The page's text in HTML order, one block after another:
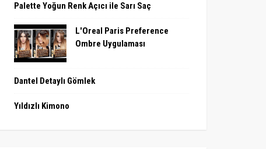
Palette Yoğun Renk Açıcı ile Sarı Saç
L'Oreal Paris Preference
Ombre Uygulaması
Dantel Detaylı Gömlek
Yıldızlı Kimono